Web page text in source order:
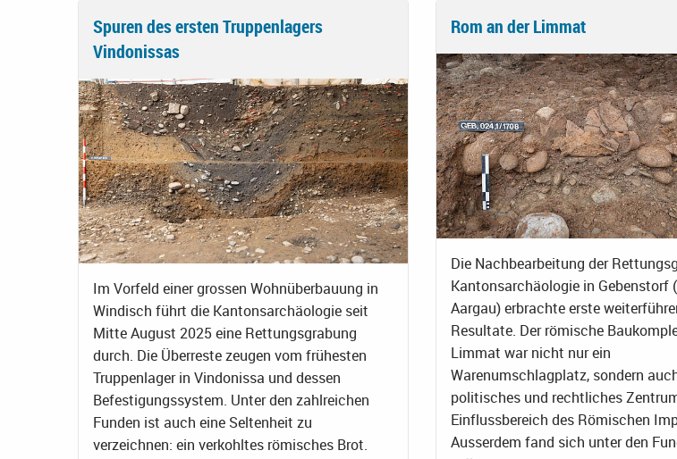
Spuren des ersten Truppenlagers
Vindonissas
Im Vorfeld einer grossen Wohnüberbauung in
Windisch führt die Kantonsarchäologie seit
Mitte August 2025 eine Rettungsgrabung
durch. Die Überreste zeugen vom frühesten
Truppenlager in Vindonissa und dessen
Befestigungssystem. Unter den zahlreichen
Funden ist auch eine Seltenheit zu
verzeichnen: ein verkohltes römisches Brot.
Rom an der Limmat
Die Nachbearbeitung der
Kantonsarchäologie in Gebenstorf
Aargau) erbrachte erste
Resultate. Der römische
Limmat war nicht nur ein
Warenumschlagplatz, sondern
politisches und rechtliches
Einflussbereich des Römischen
Ausserdem fand sich unter den